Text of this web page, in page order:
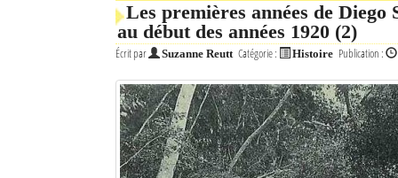
Identifiant oublié ?
Mot de passe oublié ?
Les premières années de
au début des années 1920 (2)
Écrit par Suzanne Reutt Catégorie : Histoire Publication :